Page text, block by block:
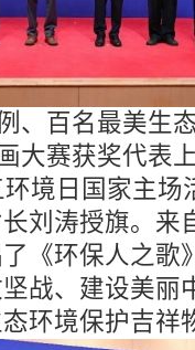
、百名最美生
大赛获奖代表
境日国家主场
刘涛授旗。来
《环保人之歌
战、建设美丽
态环境保护吉